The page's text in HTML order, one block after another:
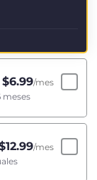
$6.99/mes
meses
12.99/mes